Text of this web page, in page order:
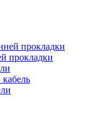
прокладки
прокладки